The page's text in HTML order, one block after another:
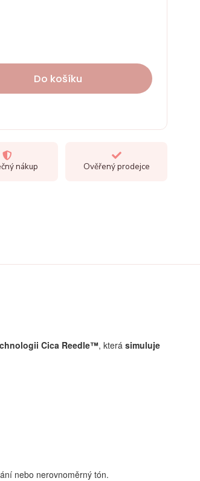
Do košíku
nákup Ověřený prodejce
Cica Reedle™, která simuluje
nebo nerovnoměrný tón.